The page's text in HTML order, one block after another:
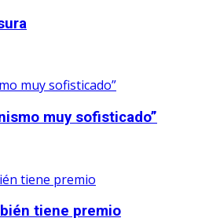
muy sofisticado”
tiene premio